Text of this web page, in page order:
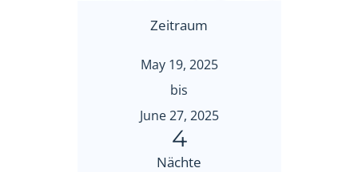
Zeitraum
May 19, 2025
bis
June 27, 2025
4
Nächte